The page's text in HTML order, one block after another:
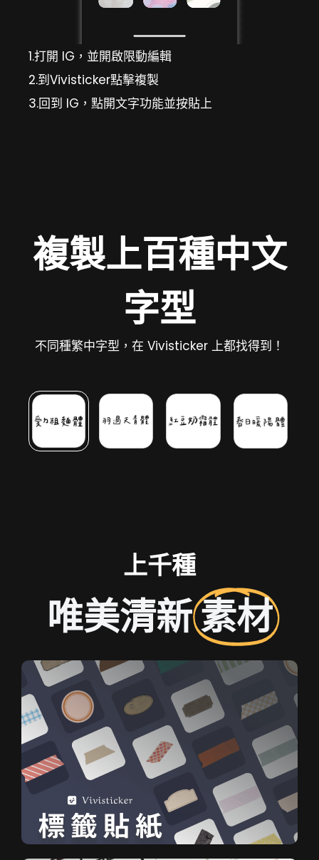
1.打開 IG，並開啟限動編輯
2.到Vivisticker點擊複製
3.回到 IG，點開文字功能並按貼上
複製上百種中文
字型
不同種繁中字型，在 Vivisticker 上都找得到！
上千種
唯美清新素材